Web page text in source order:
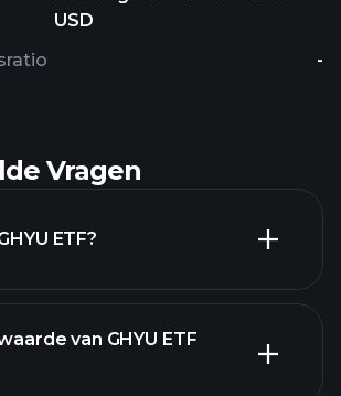
USD
-
Vragen
ETF?
van GHYU ETF